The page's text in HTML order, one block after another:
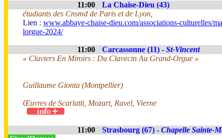
11:00
La Chaise-Dieu (43)
étudiants des Cnsmd de Paris et de Lyon,
Lien : www.abbaye-chaise-dieu.com/associations-culturelles/
lorgue-2024/
11:00 Carcassonne (11) - St-Vincent
« Claviers En Miroirs : Du Clavecin Au Grand-Orgue »
Guillaume Gionta (Montpellier)
Œuvres de Scarlatti, Mozart, Ravel, Vierne
11:00 Strasbourg (67) - Chapelle Sainte-